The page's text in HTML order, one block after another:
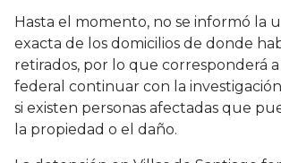
Hasta el momento, no se informó la
exacta de los domicilios de donde
retirados, por lo que corresponderá
federal continuar con la
si existen personas afectadas que
la propiedad o el daño.